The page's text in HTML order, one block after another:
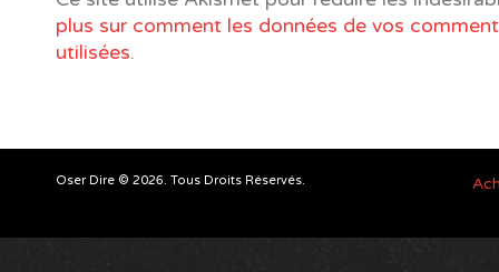
plus sur comment les données de vos
utilisées.
Oser Dire © 2026. Tous Droits Réservés.